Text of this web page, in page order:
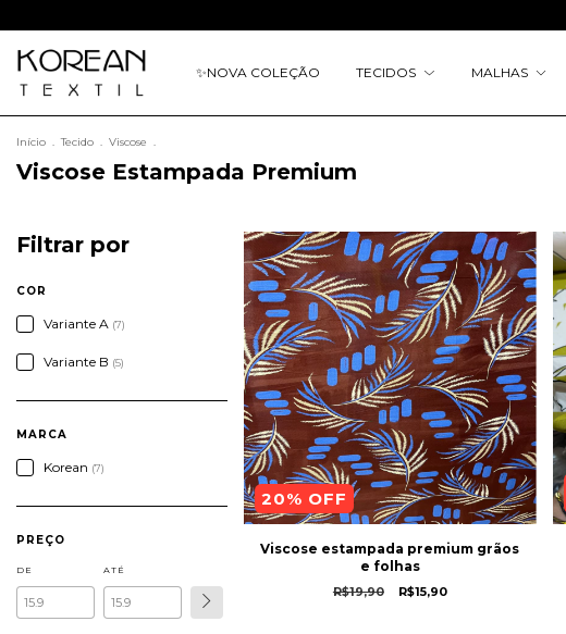
✨NOVA COLEÇÃO TECIDOS MALHAS
Início . Tecido . Viscose .
Viscose Estampada Premium
Filtrar por
COR
Variante A (7)
Variante B (5)
MARCA
Korean (7)
PREÇO
DE ATÉ
20% OFF
Viscose estampada premium grãos
e folhas
R$19,90 R$15,90